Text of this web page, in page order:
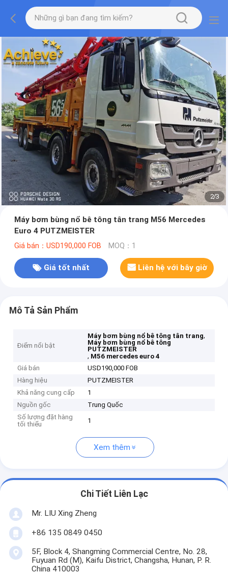
2/3
Máy bơm bùng nổ bê tông tân trang M56 Mercedes
Euro 4 PUTZMEISTER
Giá bán：USD190,000 FOB MOQ：1
Giá tốt nhất Liên hệ với bây giờ
Mô Tả Sản Phẩm
Điểm nổi bật
Máy bơm bùng nổ bê tông tân trang,
Máy bơm bùng nổ bê tông
PUTZMEISTER
, M56 mercedes euro 4
Giá bán
USD190,000 FOB
Hàng hiệu
PUTZMEISTER
Khả năng cung cấp
1
Nguồn gốc
Trung Quốc
Số lượng đặt hàng
tối thiểu
1
Xem thêm
Chi Tiết Liên Lạc
Mr. LIU Xing Zheng
+86 135 0849 0450
5F, Block 4, Shangming Commercial Centre, No. 28,
Fuyuan Rd (M), Kaifu District, Changsha, Hunan, P. R.
China 410003